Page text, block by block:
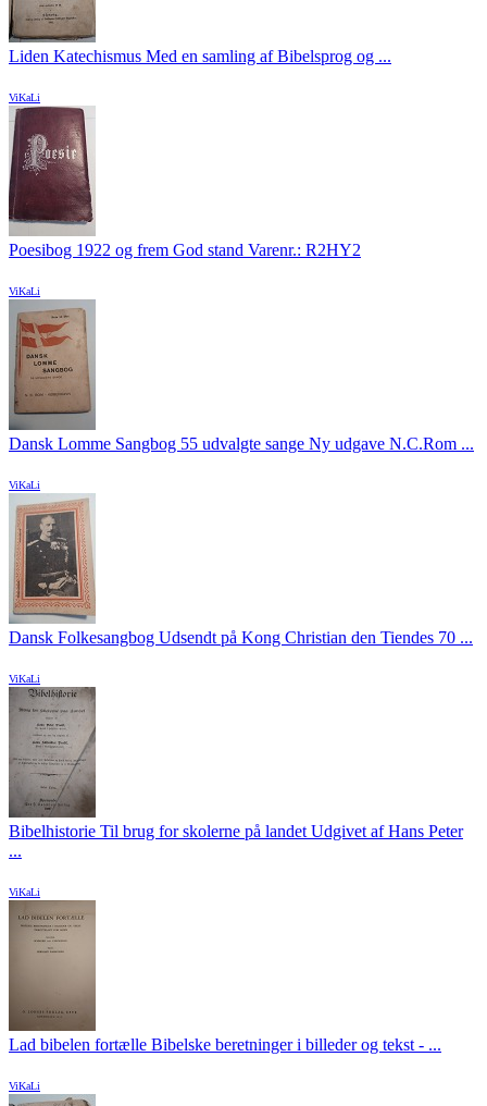
Liden Katechismus Med en samling af Bibelsprog og ...
ViKaLi
Poesibog 1922 og frem God stand Varenr.: R2HY2
ViKaLi
Dansk Lomme Sangbog 55 udvalgte sange Ny udgave N.C.Rom ...
ViKaLi
Dansk Folkesangbog Udsendt på Kong Christian den Tiendes 70 ...
ViKaLi
Bibelhistorie Til brug for skolerne på landet Udgivet af Hans Peter
...
ViKaLi
Lad bibelen fortælle Bibelske beretninger i billeder og tekst - ...
ViKaLi